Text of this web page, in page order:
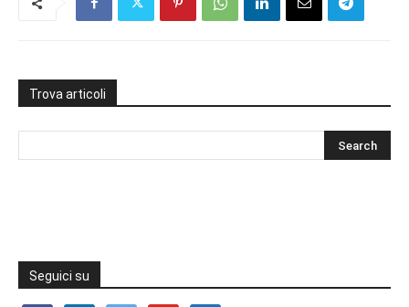
Trova articoli
Seguici su